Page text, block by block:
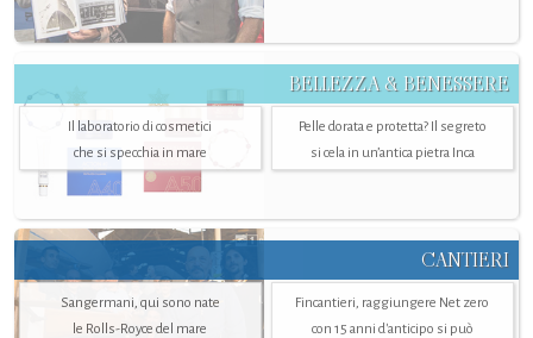
BELLEZZA & BENESSERE
Il laboratorio di cosmetici
che si specchia in mare
Pelle dorata e protetta? Il segreto
si cela in un’antica pietra Inca
CANTIERI
Sangermani, qui sono nate
le Rolls-Royce del mare
Fincantieri, raggiungere Net zero
con 15 anni d'anticipo si può